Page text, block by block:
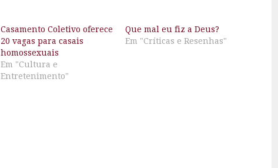
Casamento Coletivo oferece
20 vagas para casais
homossexuais
Em "Cultura e
Entretenimento"
Que mal eu fiz a Deus?
Em "Críticas e Resenhas"